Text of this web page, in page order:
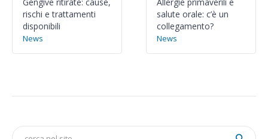
rischi e trattamenti
disponibili
News
salute orale: c’è un
collegamento?
News